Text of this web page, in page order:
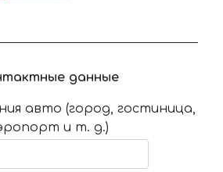
данные
авто (город, гостиница,
и т. д.)